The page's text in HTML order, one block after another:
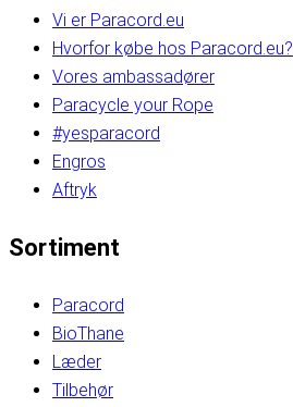
Vi er Paracord.eu
Hvorfor købe hos Paracord.eu?
Vores ambassadører
Paracycle your Rope
#yesparacord
Engros
Aftryk
Sortiment
Paracord
BioThane
Læder
Tilbehør